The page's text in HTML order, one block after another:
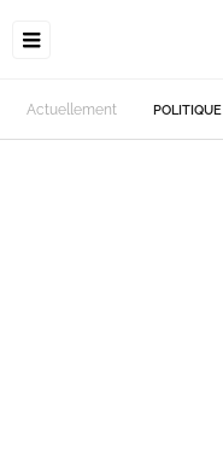
Actuellement POLITIQUE